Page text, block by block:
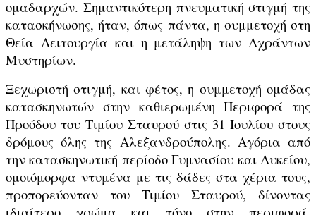
ομαδαρχών. Σημαντικότερη πνευματική στιγμή της
κατασκήνωσης, ήταν, όπως πάντα, η συμμετοχή στη
Θεία Λειτουργία και η μετάληψη των Αχράντων
Μυστηρίων.
Ξεχωριστή στιγμή, και φέτος, η συμμετοχή ομάδας
κατασκηνωτών στην καθιερωμένη Περιφορά της
Προόδου του Τιμίου Σταυρού στις 31 Ιουλίου στους
δρόμους όλης της Αλεξανδρούπολης. Αγόρια από
την κατασκηνωτική περίοδο Γυμνασίου και Λυκείου,
ομοιόμορφα ντυμένα με τις δάδες στα χέρια τους,
προπορεύονταν του Τιμίου Σταυρού, δίνοντας